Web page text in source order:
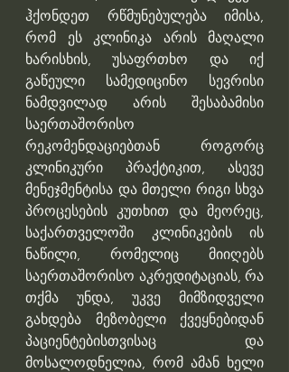
ჰქონდეთ რწმუნებულება იმისა,
რომ ეს კლინიკა არის მაღალი
ხარისხის, უსაფრთხო და იქ
გაწეული სამედიცინო სევრისი
ნამდვილად არის შესაბამისი
საერთაშორისო
რეკომენდაციებთან როგორც
კლინიკური პრაქტიკით, ასევე
მენეჯმენტისა და მთელი რიგი სხვა
პროცესების კუთხით და მეორეც,
საქართველოში კლინიკების ის
ნაწილი, რომელიც მიიღებს
საერთაშორისო აკრედიტაციას, რა
თქმა უნდა, უკვე მიმზიდველი
გახდება მეზობელი ქვეყნებიდან
პაციენტებისთვისაც და
მოსალოდნელია, რომ ამან ხელი